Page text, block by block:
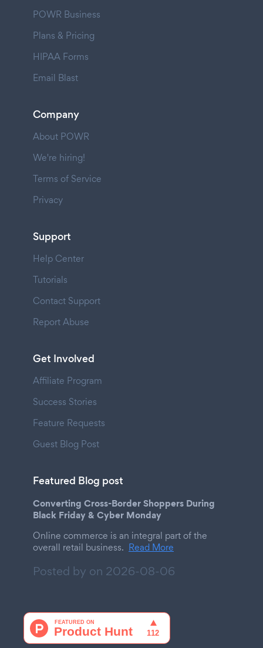
POWR Business
Plans & Pricing
HIPAA Forms
Email Blast
Company
About POWR
We're hiring!
Terms of Service
Privacy
Support
Help Center
Tutorials
Contact Support
Report Abuse
Get Involved
Affiliate Program
Success Stories
Feature Requests
Guest Blog Post
Featured Blog post
Converting Cross-Border Shoppers During
Black Friday & Cyber Monday
Online commerce is an integral part of the
overall retail business. Read More
Posted by on 2026-08-06